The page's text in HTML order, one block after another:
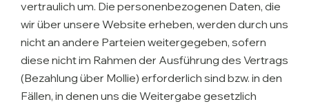
vertraulich um. Die personenbezogenen Daten, die
wir über unsere Website erheben, werden durch uns
nicht an andere Parteien weitergegeben, sofern
diese nicht im Rahmen der Ausführung des Vertrags
(Bezahlung über Mollie) erforderlich sind bzw. in den
Fällen, in denen uns die Weitergabe gesetzlich